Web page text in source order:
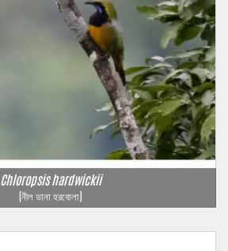
Chloropsis hardwickii
(নীল ডানা হরবোলা)